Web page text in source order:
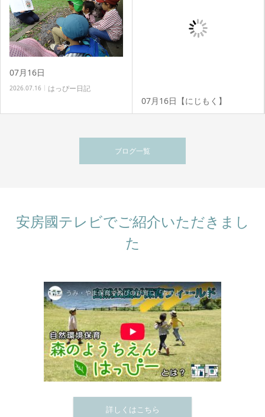
07月16日
2026.07.16 はっぴー日記
07月16日【にじもく】
2026.07.16 はっぴー日記
ブログ一覧
安房國テレビでご紹介いただきまし
た
詳しくはこちら